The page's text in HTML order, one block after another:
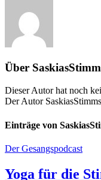
Über
Dieser Autor hat noch
Der Autor
Einträge von
Der Gesangspodcast
Yoga für die